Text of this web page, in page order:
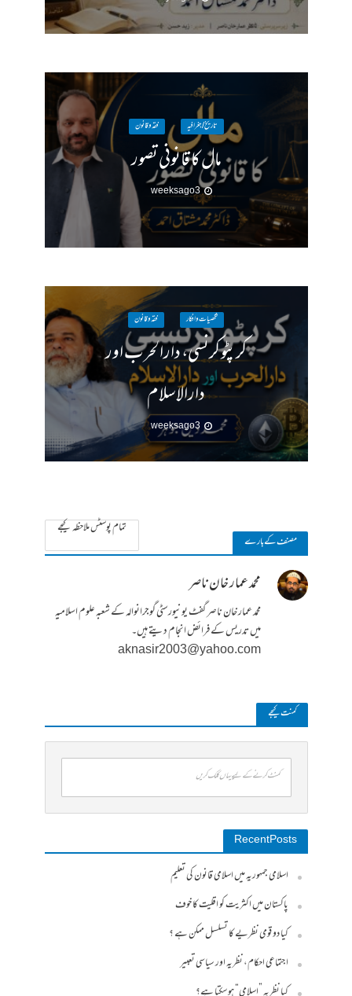
تاریخ / جغرافیہ فقہ وقانون
مال کا قانونی تصور
3 weeks ago
شخصیات وافکار فقہ وقانون
کرپٹو کرنسی، دارالحرب اور
دارالاسلام
3 weeks ago
مصنف کے بارے
تمام پوسٹس ملاحظہ کیجے
محمد عمار خان ناصر
محمد عمار خان ناصر گفٹ یونیورسٹی گوجرانوالہ کے شعبہ علوم اسلامیہ
میں تدریس کے فرائض انجام دیتے ہیں۔
aknasir2003@yahoo.com
کمنت کیجے
کمنٹ کرنے کے لیے یہاں کلک کریں
Recent Posts
اسلامی جمہوریہ میں اسلامی قانون کی تعلیم
پاکستان میں اکثریت کو اقلیت کا خوف
کیا دو قومی نظریے کا تسلسل ممکن ہے ؟
اجتماعی احکام، نظریہ اور سیاسی تعبیر